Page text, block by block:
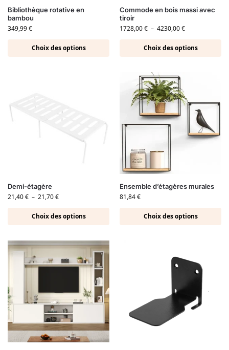
Bibliothèque rotative en
bambou
349,99€
Choix des options
Commode en bois massi avec
tiroir
1728,00€ – 4230,00€
Choix des options
Demi-étagère
21,40€ – 21,70€
Choix des options
Ensemble d’étagères murales
81,84€
Choix des options